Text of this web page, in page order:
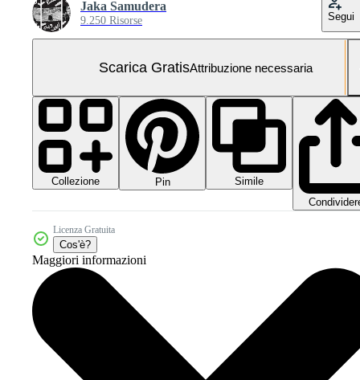
Jaka Samudera
9.250 Risorse Segui
Scarica GratisAttribuzione necessaria
Collezione Pin
Simile
Licenza Gratuita
Cos'è?
Maggiori informazioni